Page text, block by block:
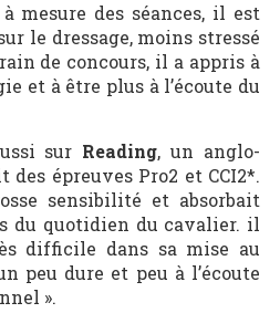
mesure des séances, il est
le dressage, moins stressé
de concours, il a appris à
et à être plus à l’écoute du
sur Reading, un anglo-
des épreuves Pro2 et CCI2*.
sensibilité et absorbait
du quotidien du cavalier. il
difficile dans sa mise au
peu dure et peu à l’écoute
».